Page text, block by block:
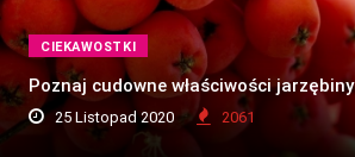
CIEKAWOSTKI
Poznaj cudowne właściwości jarzębiny
25 Listopad 2020 2061